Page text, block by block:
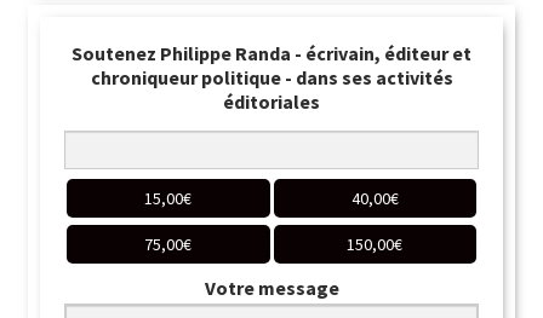
Soutenez Philippe Randa - écrivain, éditeur et
chroniqueur politique - dans ses activités
éditoriales
15,00€ 40,00€
75,00€ 150,00€
Votre message